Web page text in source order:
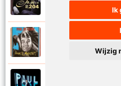
Ik
Wijzig
KL 204 (Als ik God was)
Paul De Leeuw